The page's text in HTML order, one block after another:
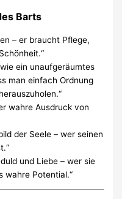
Barts
– er braucht Pflege,
ein unaufgeräumtes
man einfach Ordnung
wahre Ausdruck von
der Seele – wer seinen
und Liebe – wer sie
wahre Potential.“